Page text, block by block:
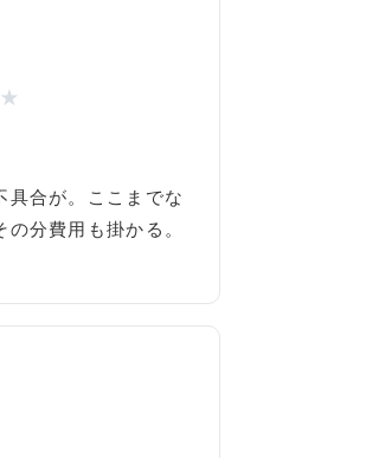
★
具合が。ここまでな
分費用も掛かる。